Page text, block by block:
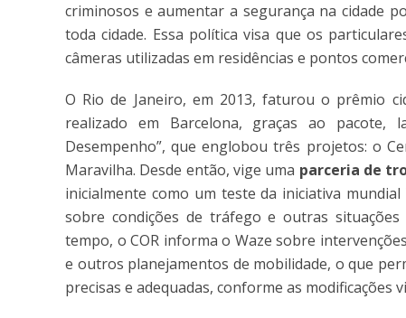
criminosos e aumentar a segurança na cidade
toda cidade. Essa política visa que os
câmeras utilizadas em residências e pontos
O Rio de Janeiro, em 2013, faturou o prêmio
realizado em Barcelona, graças ao pacote,
Desempenho”, que englobou três projetos: o
Maravilha. Desde então, vige uma parceria de
inicialmente como um teste da iniciativa mundial
sobre condições de tráfego e outras
tempo, o COR informa o Waze sobre
e outros planejamentos de mobilidade, o que
precisas e adequadas, conforme as modificações